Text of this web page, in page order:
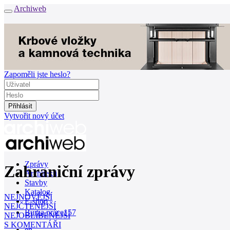
Archiweb
Zapoměli jste heslo?
Vytvořit nový účet
Zprávy
Architekti
Stavby
Katalog
E-shop
Burza práce157
Zahraniční zprávy
NEJNOVĚJŠÍ
NEJČTENĚJŠÍ
NEJOBLÍBENĚJŠÍ
S KOMENTÁŘI